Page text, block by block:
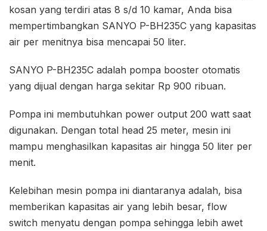
kosan yang terdiri atas 8 s/d 10 kamar, Anda bisa
mempertimbangkan SANYO P-BH235C yang kapasitas
air per menitnya bisa mencapai 50 liter.
SANYO P-BH235C adalah pompa booster otomatis
yang dijual dengan harga sekitar Rp 900 ribuan.
Pompa ini membutuhkan power output 200 watt saat
digunakan. Dengan total head 25 meter, mesin ini
mampu menghasilkan kapasitas air hingga 50 liter per
menit.
Kelebihan mesin pompa ini diantaranya adalah, bisa
memberikan kapasitas air yang lebih besar, flow
switch menyatu dengan pompa sehingga lebih awet